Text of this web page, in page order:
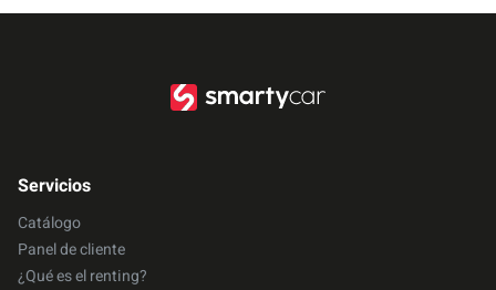
Servicios
Catálogo
Panel de cliente
¿Qué es el renting?